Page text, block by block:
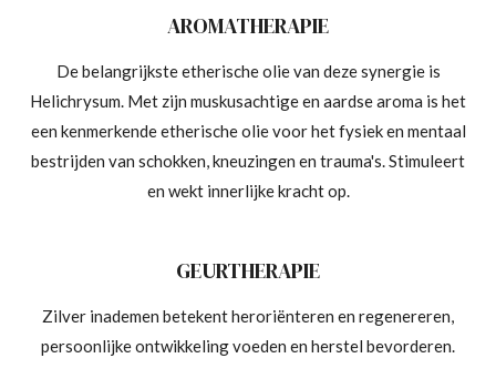
AROMATHERAPIE
De belangrijkste etherische olie van deze synergie is
Helichrysum. Met zijn muskusachtige en aardse aroma is het
een kenmerkende etherische olie voor het fysiek en mentaal
bestrijden van schokken, kneuzingen en trauma's. Stimuleert
en wekt innerlijke kracht op.
GEURTHERAPIE
Zilver inademen betekent heroriënteren en regenereren,
persoonlijke ontwikkeling voeden en herstel bevorderen.